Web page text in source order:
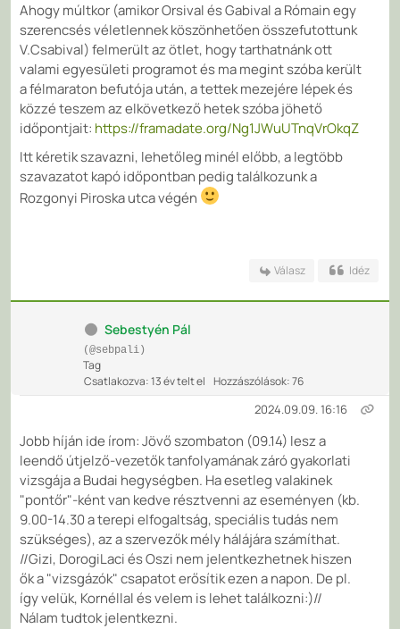
Ahogy múltkor (amikor Orsival és Gabival a Rómain egy
szerencsés véletlennek köszönhetően összefutottunk
V.Csabival) felmerült az ötlet, hogy tarthatnánk ott
valami egyesületi programot és ma megint szóba került
a félmaraton befutója után, a tettek mezejére lépek és
közzé teszem az elkövetkező hetek szóba jöhető
időpontjait: https://framadate.org/Ng1JWuUTnqVrOkqZ
Itt kéretik szavazni, lehetőleg minél előbb, a legtöbb
szavazatot kapó időpontban pedig találkozunk a
Rozgonyi Piroska utca végén
Válasz Idéz
Sebestyén Pál
(@sebpali)
Tag
Csatlakozva: 13 év telt el Hozzászólások: 76
2024.09.09. 16:16
Jobb híján ide írom: Jövő szombaton (09.14) lesz a
leendő útjelző-vezetők tanfolyamának záró gyakorlati
vizsgája a Budai hegységben. Ha esetleg valakinek
"pontőr"-ként van kedve résztvenni az eseményen (kb.
9.00-14.30 a terepi elfogaltság, speciális tudás nem
szükséges), az a szervezők mély hálájára számíthat.
//Gizi, DorogiLaci és Oszi nem jelentkezhetnek hiszen
ők a "vizsgázók" csapatot erősítik ezen a napon. De pl.
így velük, Kornéllal és velem is lehet találkozni:)//
Nálam tudtok jelentkezni.